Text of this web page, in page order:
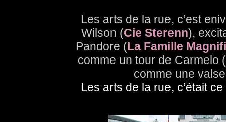
Les arts de la rue, c’est
Wilson (Cie Sterenn),
Pandore (La Famille
comme un tour de Carmelo (
comme une
Les arts de la rue, c’était